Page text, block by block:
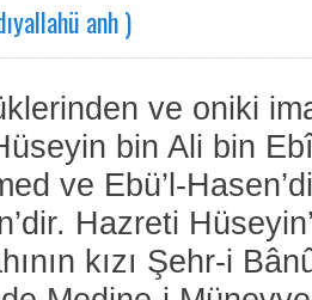
anh )
ve oniki
bin Ali bin
ve Ebü’l-
Hazreti
kızı Şehr-i